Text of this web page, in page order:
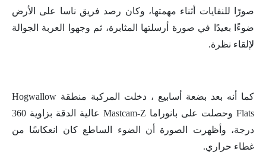
صورًا للنفايات أثناء مهمتها، وكان رصد فريق ناسا على الأرض
ضوءًا بعيدًا في صورة أرسلتها المثابرة، ثم وجهوا العربة الجوالة
لإلقاء نظرة.
كما أنه بعد بضعة أسابيع ، دخلت المركبة منطقة Hogwallow
Flats وحصلت على بانوراما Mastcam-Z عالية الدقة بزاوية 360
درجة، وأظهرت الصورة أن الضوء الساطع كان انعكاسًا من
غطاء حراري.